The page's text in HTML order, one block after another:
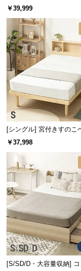
内寸 約
片側引き出し付き
現在ご覧のペー
です。
片側（2杯）引
以下よりお買い
ト機能付きベッド 収納左
￥39,999
[シングル] 宮付きすのこ
レミアムマットレス付き
￥37,998
[S/SD/D・大容量収納] コ